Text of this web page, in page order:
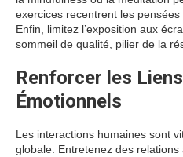
exercices recentrent les
Enfin, limitez l’exposition aux
sommeil de qualité, pilier de la
Renforcer les
Émotionnels
Les interactions humaines sont
globale. Entretenez des